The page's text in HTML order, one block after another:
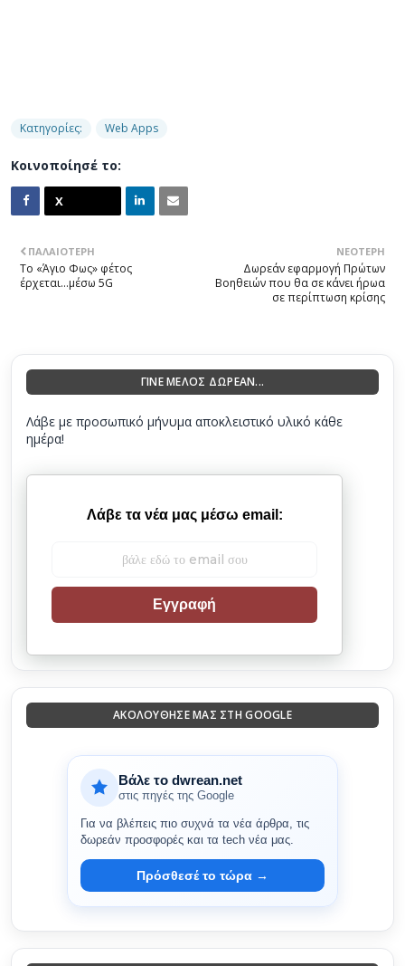
Κατηγορίες: Web Apps
Κοινοποίησέ το:
ΝΕΌΤΕΡΗ
Δωρεάν εφαρμογή Πρώτων
Βοηθειών που θα σε κάνει ήρωα
σε περίπτωση κρίσης
ΠΑΛΑΙΌΤΕΡΗ
Το «Άγιο Φως» φέτος
έρχεται...μέσω 5G
ΓΙΝΕ ΜΕΛΟΣ ΔΩΡΕΑΝ...
Λάβε με προσωπικό μήνυμα αποκλειστικό υλικό κάθε
ημέρα!
Λάβε τα νέα μας μέσω email:
Εγγραφή
ΑΚΟΛΟΎΘΗΣΈ ΜΑΣ ΣΤΗ GOOGLE
Βάλε το dwrean.net
στις πηγές της Google
Για να βλέπεις πιο συχνά τα νέα άρθρα, τις
δωρεάν προσφορές και τα tech νέα μας.
Πρόσθεσέ το τώρα →